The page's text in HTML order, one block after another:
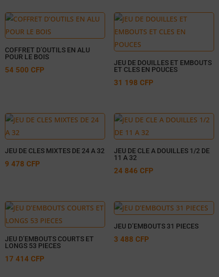
COFFRET D’OUTILS EN ALU
POUR LE BOIS
54 500 CFP
JEU DE DOUILLES ET EMBOUTS
ET CLES EN POUCES
31 198 CFP
JEU DE CLES MIXTES DE 24 A 32
9 478 CFP
JEU DE CLE A DOUILLES 1/2 DE
11 A 32
24 846 CFP
JEU D’EMBOUTS COURTS ET
LONGS 53 PIECES
17 414 CFP
JEU D’EMBOUTS 31 PIECES
3 488 CFP